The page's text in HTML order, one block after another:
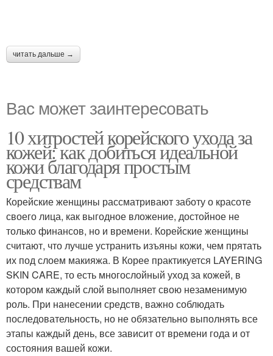
читать дальше →
Вас может заинтересовать
10 хитростей корейского ухода за
кожей: как добиться идеальной
кожи благодаря простым
средствам
Корейские женщины рассматривают заботу о красоте
своего лица, как выгодное вложение, достойное не
только финансов, но и времени. Корейские женщины
считают, что лучше устранить изъяны кожи, чем прятать
их под слоем макияжа. В Корее практикуется LAYERING
SKIN CARE, то есть многослойный уход за кожей, в
котором каждый слой выполняет свою незаменимую
роль. При нанесении средств, важно соблюдать
последовательность, но не обязательно выполнять все
этапы каждый день, все зависит от времени года и от
состояния вашей кожи.